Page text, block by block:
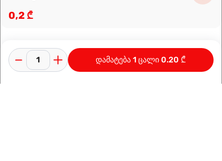
0,2 ₾
დამატება 1 ცალი 0.20 ₾